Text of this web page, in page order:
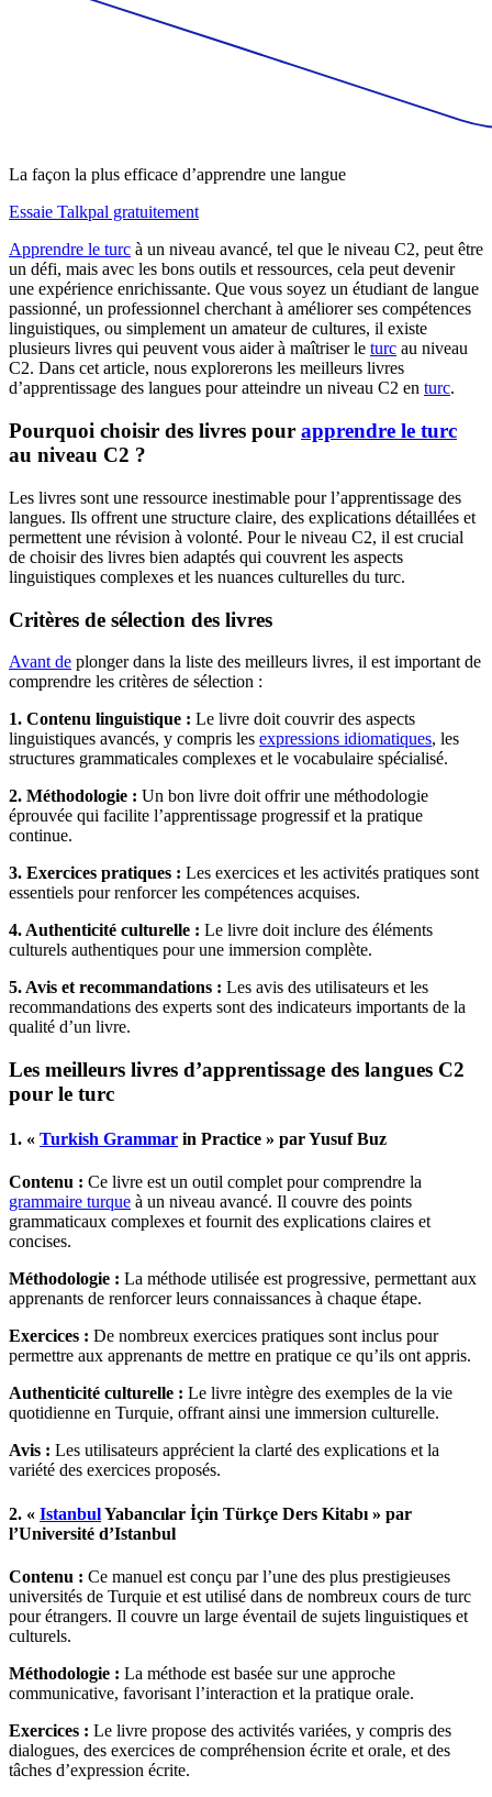
La façon la plus efficace d’apprendre une langue
Essaie Talkpal gratuitement
Apprendre le turc à un niveau avancé, tel que le niveau C2, peut être
un défi, mais avec les bons outils et ressources, cela peut devenir
une expérience enrichissante. Que vous soyez un étudiant de langue
passionné, un professionnel cherchant à améliorer ses compétences
linguistiques, ou simplement un amateur de cultures, il existe
plusieurs livres qui peuvent vous aider à maîtriser le turc au niveau
C2. Dans cet article, nous explorerons les meilleurs livres
d’apprentissage des langues pour atteindre un niveau C2 en turc.
Pourquoi choisir des livres pour apprendre le turc
au niveau C2 ?
Les livres sont une ressource inestimable pour l’apprentissage des
langues. Ils offrent une structure claire, des explications détaillées et
permettent une révision à volonté. Pour le niveau C2, il est crucial
de choisir des livres bien adaptés qui couvrent les aspects
linguistiques complexes et les nuances culturelles du turc.
Critères de sélection des livres
Avant de plonger dans la liste des meilleurs livres, il est important de
comprendre les critères de sélection :
1. Contenu linguistique : Le livre doit couvrir des aspects
linguistiques avancés, y compris les expressions idiomatiques, les
structures grammaticales complexes et le vocabulaire spécialisé.
2. Méthodologie : Un bon livre doit offrir une méthodologie
éprouvée qui facilite l’apprentissage progressif et la pratique
continue.
3. Exercices pratiques : Les exercices et les activités pratiques sont
essentiels pour renforcer les compétences acquises.
4. Authenticité culturelle : Le livre doit inclure des éléments
culturels authentiques pour une immersion complète.
5. Avis et recommandations : Les avis des utilisateurs et les
recommandations des experts sont des indicateurs importants de la
qualité d’un livre.
Les meilleurs livres d’apprentissage des langues C2
pour le turc
1. « Turkish Grammar in Practice » par Yusuf Buz
Contenu : Ce livre est un outil complet pour comprendre la
grammaire turque à un niveau avancé. Il couvre des points
grammaticaux complexes et fournit des explications claires et
concises.
Méthodologie : La méthode utilisée est progressive, permettant aux
apprenants de renforcer leurs connaissances à chaque étape.
Exercices : De nombreux exercices pratiques sont inclus pour
permettre aux apprenants de mettre en pratique ce qu’ils ont appris.
Authenticité culturelle : Le livre intègre des exemples de la vie
quotidienne en Turquie, offrant ainsi une immersion culturelle.
Avis : Les utilisateurs apprécient la clarté des explications et la
variété des exercices proposés.
2. « IstanbulYabancılar İçin Türkçe Ders Kitabı » par
l’Université d’Istanbul
Contenu : Ce manuel est conçu par l’une des plus prestigieuses
universités de Turquie et est utilisé dans de nombreux cours de turc
pour étrangers. Il couvre un large éventail de sujets linguistiques et
culturels.
Méthodologie : La méthode est basée sur une approche
communicative, favorisant l’interaction et la pratique orale.
Exercices : Le livre propose des activités variées, y compris des
dialogues, des exercices de compréhension écrite et orale, et des
tâches d’expression écrite.